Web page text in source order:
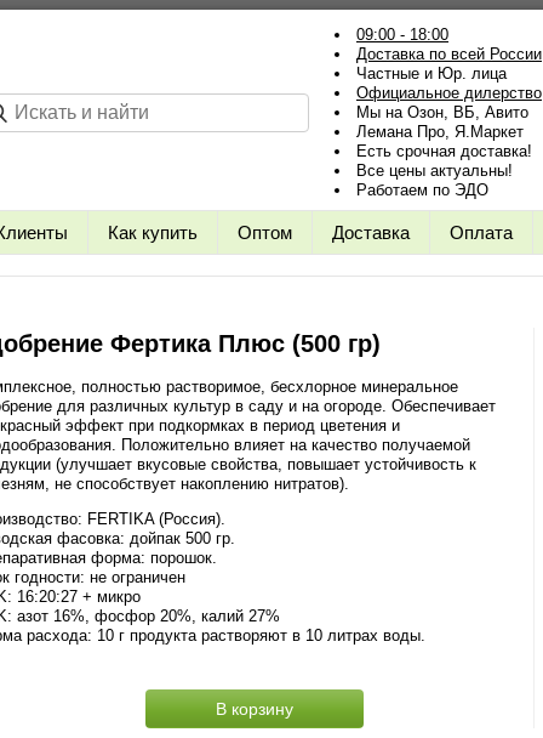
09:00 - 18:00
Доставка по всей России
Частные и Юр. лица
Официальное дилерство
Мы на Озон, ВБ, Авито
Лемана Про, Я.Маркет
Есть срочная доставка!
Все цены актуальны!
Работаем по ЭДО
Как купить Оптом Доставка Оплата
Фертика Плюс (500 гр)
полностью растворимое, бесхлорное минеральное
для различных культур в саду и на огороде. Обеспечивает
эффект при подкормках в период цветения и
Положительно влияет на качество получаемой
(улучшает вкусовые свойства, повышает устойчивость к
не способствует накоплению нитратов).
FERTIKA (Россия).
фасовка: дойпак 500 гр.
форма: порошок.
годности: не ограничен
16:20:27 + микро
азот 16%, фосфор 20%, калий 27%
расхода: 10 г продукта растворяют в 10 литрах воды.
В корзину